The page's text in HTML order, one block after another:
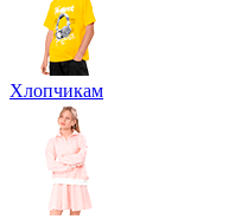
Хлопчикам